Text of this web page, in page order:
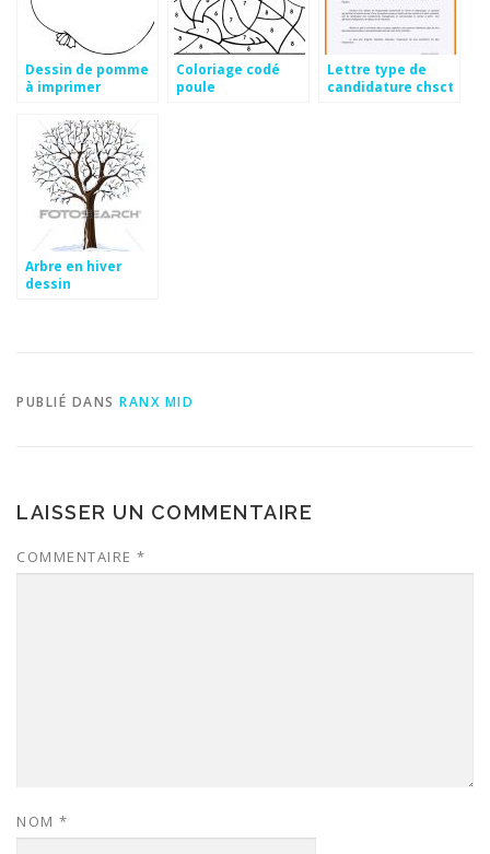
Dessin de pomme
à imprimer
Coloriage codé
poule
Lettre type de
candidature chsct
Arbre en hiver
dessin
PUBLIÉ DANS RANX MID
LAISSER UN COMMENTAIRE
COMMENTAIRE *
NOM *